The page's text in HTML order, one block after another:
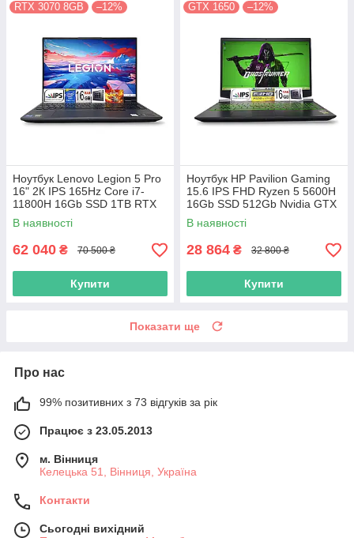
RTX 3070 8GB –12%
Ноутбук Lenovo Legion 5 Pro
16" 2К IPS 165Hz Core i7-
11800H 16Gb SSD 1TB RTX
3070 8GB
В наявності
62 040 ₴ 70 500 ₴
Купити
GTX 1650 –12%
Ноутбук HP Pavilion Gaming
15.6 IPS FHD Ryzen 5 5600H
16Gb SSD 512Gb Nvidia GTX
1650 4GB
В наявності
28 864 ₴ 32 800 ₴
Купити
Показати ще
Про нас
99% позитивних з 73 відгуків за рік
Працює з 23.05.2013
м. Вінниця
Келецька 51, Вінниця, Україна
Контакти
Сьогодні вихідний